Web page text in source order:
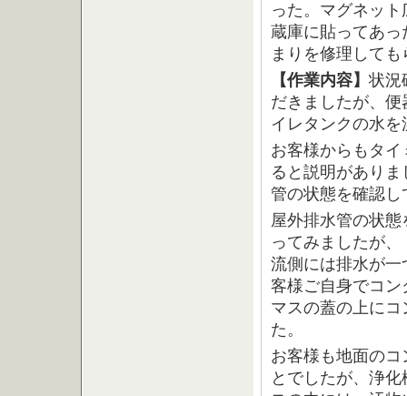
った。マグネッ
蔵庫に貼ってあ
まりを修理して
【作業内容】 状況
だきましたが、
イレタンクの水
お客様からもタ
ると説明があり
管の状態を確認
屋外排水管の状
ってみましたが
流側には排水が
客様ご自身でコ
マスの蓋の上に
た。
お客様も地面の
とでしたが、浄